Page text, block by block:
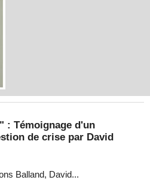
: Témoignage d'un
de crise par David
Balland, David...